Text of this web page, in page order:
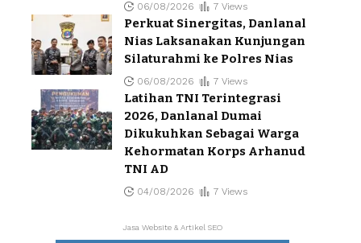
06/08/2026 7 Views
Perkuat Sinergitas, Danlanal
Nias Laksanakan Kunjungan
Silaturahmi ke Polres Nias
06/08/2026 7 Views
Latihan TNI Terintegrasi
2026, Danlanal Dumai
Dikukuhkan Sebagai Warga
Kehormatan Korps Arhanud
TNI AD
04/08/2026 7 Views
Jasa Website & Artikel SEO